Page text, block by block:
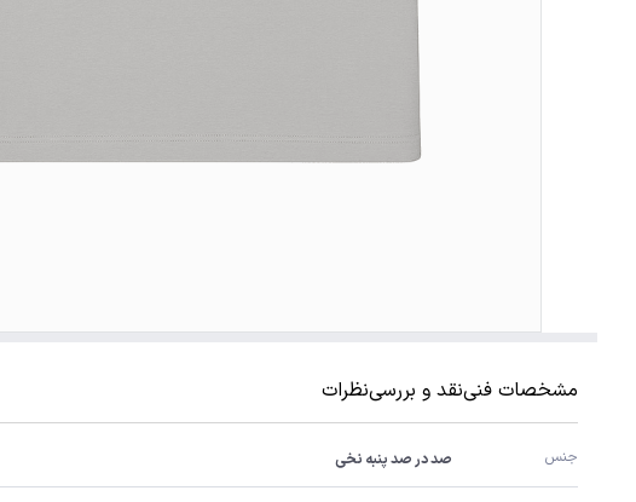
مشخصات فنینقد و بررسینظرات
جنس صد در صد پنبه نخی